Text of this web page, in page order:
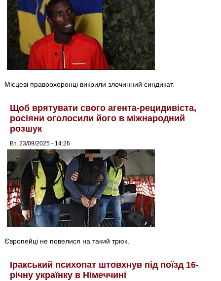
Місцеві правоохоронці викрили злочинний синдикат.
Щоб врятувати свого агента-рецидивіста,
росіяни оголосили його в міжнародний
розшук
Вт, 23/09/2025 - 14:26
Європейці не повелися на такий трюк.
Іракський психопат штовхнув під поїзд 16-
річну українку в Німеччині